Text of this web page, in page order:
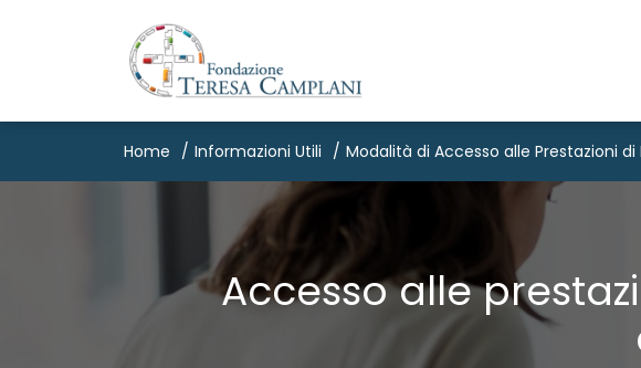
Home Informazioni Utili Modalità di Accesso alle Prestazioni di
Accesso alle